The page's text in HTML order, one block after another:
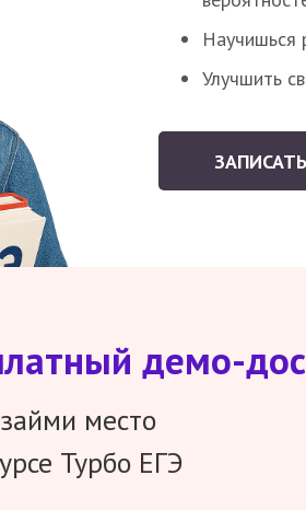
Улучшить
демо-
место
Турбо ЕГЭ